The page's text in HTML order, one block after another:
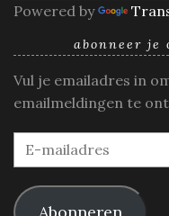
Powered by
abonneer
Vul je emailadres in
emailmeldingen te
E-
mailadres
Abonneren